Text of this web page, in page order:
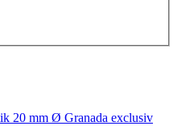
20 mm Ø Granada exclusiv